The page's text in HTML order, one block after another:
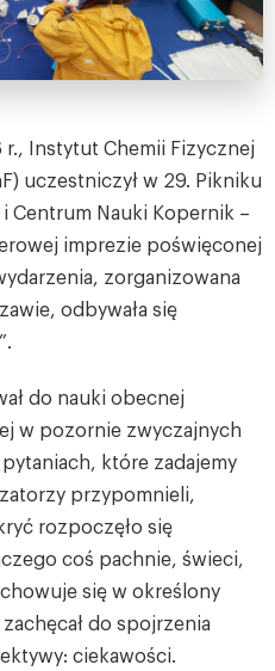
Instytut Chemii Fizycznej
uczestniczył w 29. Pikniku
Centrum Nauki Kopernik –
imprezie poświęconej
zorganizowana
odbywała się
do nauki obecnej
w pozornie zwyczajnych
które zadajemy
przypomnieli,
rozpoczęło się
coś pachnie, świeci,
się w określony
do spojrzenia
ciekawości.